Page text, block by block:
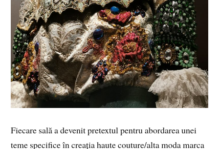
Fiecare sală a devenit pretextul pentru abordarea unei
teme specifice în creația haute couture/alta moda marca